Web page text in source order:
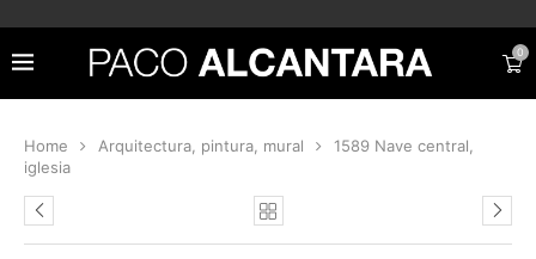
0
Home Arquitectura, pintura, mural
1589 Nave central,
iglesia